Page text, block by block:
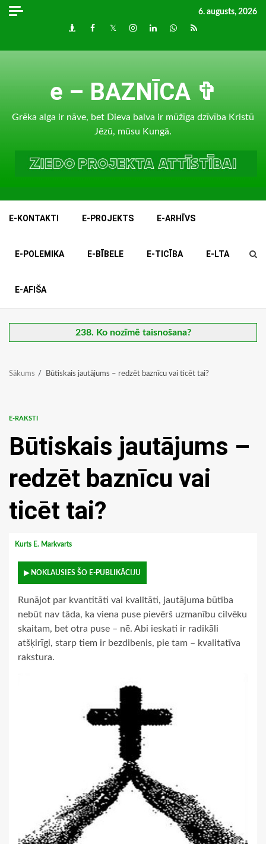
Skip
6. augusts, 2026
DraugiemFacebook
TwitterInstagram
LinkedInwhatsapp
RSS
e – BAZNĪCA ✞
Grēka alga ir nāve, bet Dieva balva ir mūžīga dzīvība Kristū
Jēzū, mūsu Kungā.
E-KONTAKTI E-PROJEKTS E-ARHĪVS
E-POLEMIKA E-BĪBELE E-TICĪBA E-LTA
E-AFIŠA
238. Ko nozīmē taisnošana?
Sākums Būtiskais jautājums – redzēt baznīcu vai ticēt tai?
E-RAKSTI
Būtiskais jautājums –
redzēt baznīcu vai
ticēt tai?
Kurts E. Markvarts
▶ NOKLAUSIES ŠO E-PUBLIKĀCIJU
Runājot par kvantitāti vai kvalitāti, jautājuma būtība
nebūt nav tāda, ka viena puse pievērš uzmanību cilvēku
skaitam, bet otra puse – nē. Abi ieskati ir radikāli
atšķirīgi, starp tiem ir bezdibenis, pie tam – kvalitatīva
rakstura.